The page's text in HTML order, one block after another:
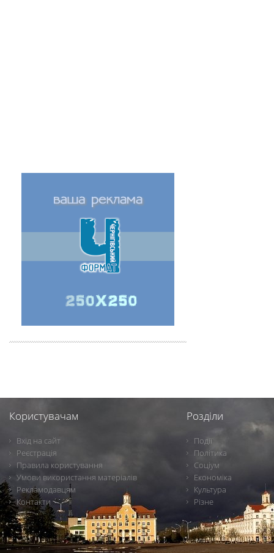
Користувачам
Вхід на сайт
Реєстрація
Правила користування
Умови використання матеріалів
Рекламодавцям
Контакти
Розділи
Події
Політика
Соціум
Економіка
Культура
Різне